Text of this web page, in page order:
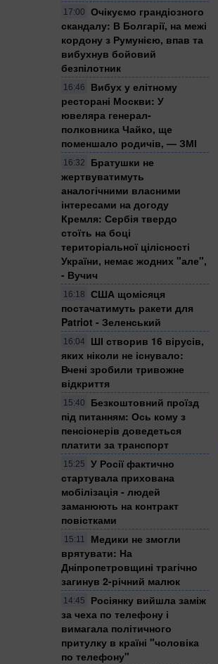
17:00
Очікуємо грандіозного
скандалу: В Болгарії, на межі
кордону з Румунією, впав та
вибухнув бойовий
безпілотник
16:46
Вибух у елітному
ресторані Москви: У
ювеляра генерал-
полковника Чайко, ще
поменшало родичів, — ЗМІ
16:32
Братушки не
жертвуватимуть
аналогічними власними
інтересами на догоду
Кремля: Сербія твердо
стоїть на боці
територіальної цілісності
України, немає жодних "але",
- Вучич
16:18
США щомісяця
постачатимуть ракети для
Patriot - Зеленський
16:04
ШІ створив 16 вірусів,
яких ніколи не існувало:
Вчені зробили тривожне
відкриття
15:40
Безкоштовний проїзд
під питанням: Ось кому з
пенсіонерів доведеться
платити за транспорт
15:25
У Росії фактично
стартувала прихована
мобілізація - людей
заманюють на контракт
повістками
15:11
Медики не змогли
врятувати: На
Дніпропетровщині трагічно
загинув 2-річний малюк
14:45
Росіянку вийшла заміж
за чеха по телефону і
вимагала політичного
притулку в країні "чоловіка
по телефону"